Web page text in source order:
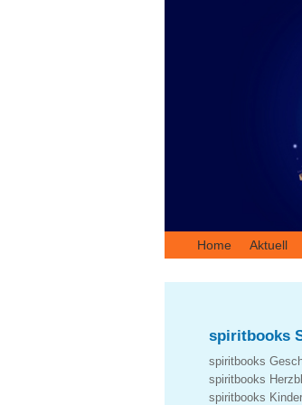
Home Aktuell
spiritbooks
spiritbooks
spiritbooks
spiritbooks